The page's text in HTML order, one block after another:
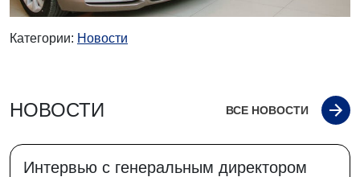
Категории: Новости
НОВОСТИ ВСЕ НОВОСТИ
Интервью с генеральным директором